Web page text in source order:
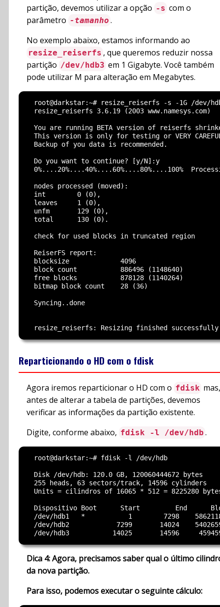
partição, devemos utilizar a opção -s com o
parâmetro -tamanho .
No exemplo abaixo, estamos informando ao
resize_reiserfs , que queremos reduzir nossa
partição /dev/hdb3 em 1 Gigabyte. Você também
pode utilizar M para alteração em Megabytes.
root@darkstar:~# resize_reiserfs -s -1G /dev/
  resize_reiserfs 3.6.19 (2003 www.namesys.com)
You are running BETA version of reiserfs
This version is only for testing or VERY
  Backup of you data is recommended.
  Do you want to continue? [y/N]:y
0%....20%....40%....60%....80%....100%
  nodes processed (moved):
  int        0 (0),
  leaves     1 (0),
  unfm       129 (0),
  total      130 (0).
  check for used blocks in truncated region
  ReiserFS report:
  blocksize             4096
  block count           886496 (1148640)
  free blocks           878128 (1140264)
  bitmap block count    28 (36)
  Syncing..done
Reparticionando o HD com o fdisk
Agora iremos reparticionar o HD com o fdisk mas,
antes de alterar a tabela de partições, devemos
verificar as informações da partição existente.
Digite, conforme abaixo, fdisk -l /dev/hdb .
  root@darkstar:~# fdisk -l /dev/hdb
  Disk /dev/hdb: 120.0 GB, 120060444672 bytes
  255 heads, 63 sectors/track, 14596 cylinders
Units = cilindros of 16065 * 512 = 8225280
Dispositivo Boot      Start         End
/dev/hdb1   *           1        7298
/dev/hdb2            7299       14024
Dica 4: Agora, precisamos saber qual o último
da nova partição.
Para isso, podemos executar o seguinte cálculo: